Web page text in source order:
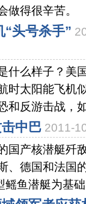
会做得很辛苦
“头号杀手”
什么样子？美
时太阳能飞机
和反游击战，
中巴 2011-
国产核潜艇歼
、德国和法国
鱼潜艇为基